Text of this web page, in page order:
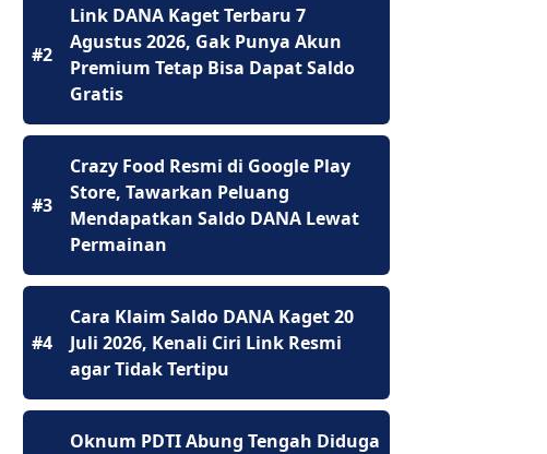
#2
Link DANA Kaget Terbaru 7
Agustus 2026, Gak Punya Akun
Premium Tetap Bisa Dapat Saldo
Gratis
#3
Crazy Food Resmi di Google Play
Store, Tawarkan Peluang
Mendapatkan Saldo DANA Lewat
Permainan
#4
Cara Klaim Saldo DANA Kaget 20
Juli 2026, Kenali Ciri Link Resmi
agar Tidak Tertipu
Oknum PDTI Abung Tengah Diduga